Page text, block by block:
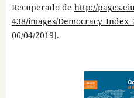
Recuperado de http://
438/images/
06/04/2019].